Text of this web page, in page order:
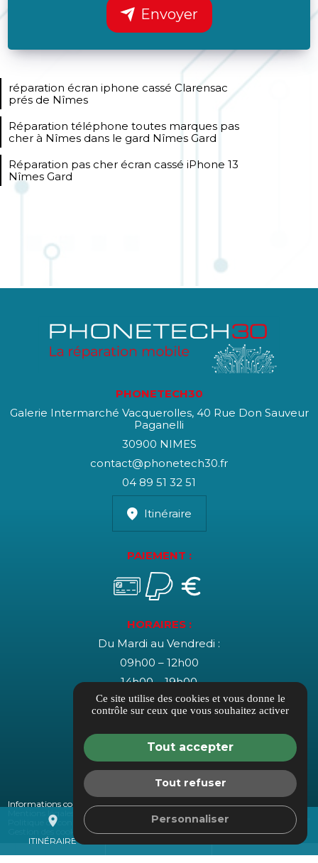
Envoyer
réparation écran iphone cassé Clarensac
prés de Nîmes
Réparation téléphone toutes marques pas
cher à Nîmes dans le gard Nîmes Gard
Réparation pas cher écran cassé iPhone 13
Nîmes Gard
place
ITINÉRAIRE
mail
PHONETECH30
Galerie Intermarché Vacquerolles, 40 Rue Don Sauveur
Paganelli
30900 NIMES
contact@phonetech30.fr
04 89 51 32 51
Itinéraire
PAIEMENT :
HORAIRES :
Du Mardi au Vendredi :
09h00 – 12h00
14h00 – 19h00
Le Samedi :
10h00 – 17h00 (non-stop)
Informations complémentaires
Mentions légales
Politique de confidentialité
Ce site utilise des cookies et vous donne le
contrôle sur ceux que vous souhaitez activer
Tout accepter
Tout refuser
Personnaliser